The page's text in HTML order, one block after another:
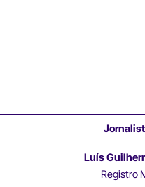
Luís
Registro